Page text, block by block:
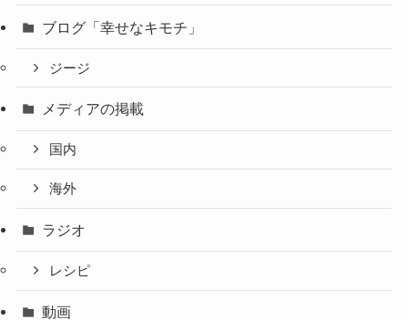
ブログ「幸せなキモチ」
ジージ
メディアの掲載
国内
海外
ラジオ
レシピ
動画